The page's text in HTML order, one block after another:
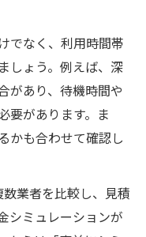
でなく、利用時間帯
しょう。例えば、深
があり、待機時間や
要があります。ま
かも合わせて確認し
数業者を比較し、見積
シミュレーションが